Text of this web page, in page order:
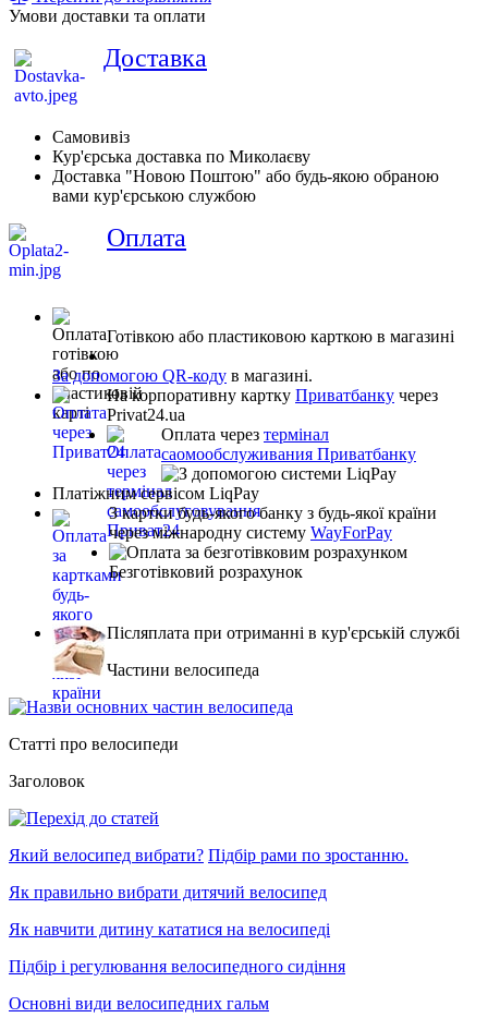
Умови доставки та оплати
Доставка
Самовивіз
Кур'єрська доставка по Миколаєву
Доставка "Новою Поштою" або будь-якою обраною
вами кур'єрською службою
Оплата
Готівкою або пластиковою карткою в магазині
За допомогою QR-коду в магазині.
На корпоративну картку Приватбанку через
Privat24.ua
Оплата через термінал
саомообслуживания Приватбанку
Платіжним сервісом LiqPay
З картки будь-якого банку з будь-якої країни
через міжнародну систему WayForPay
Безготівковий розрахунок
Післяплата при отриманні в кур'єрській службі
Частини велосипеда
Статті про велосипеди
Заголовок
Який велосипед вибрати? Підбір рами по зростанню.
Як правильно вибрати дитячий велосипед
Як навчити дитину кататися на велосипеді
Підбір і регулювання велосипедного сидіння
Основні види велосипедних гальм